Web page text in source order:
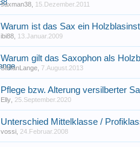
saxman38 15.Dezember.2011
Warum ist das Sax ein
ibi88 13.Januar.2009
Warum gilt das Saxophon als
StefanLange 7.August.2013
Pflege bzw. Alterung versilberter
Elly 25.September.2020
Unterschied Mittelklasse /
vossi 24.Februar.2008